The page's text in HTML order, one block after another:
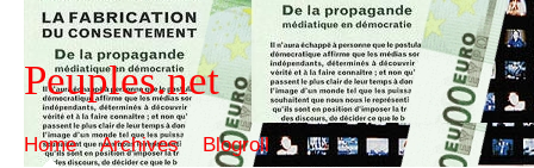
Peuples.net
Home Archives Blogroll